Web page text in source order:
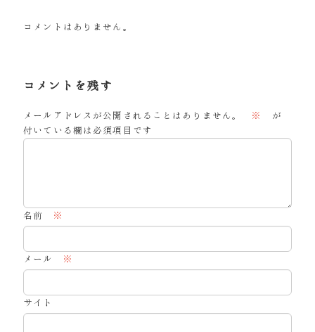
コメントはありません。
コメントを残す
メールアドレスが公開されることはありません。 ※
が
付いている欄は必須項目です
名前 ※
メール ※
サイト